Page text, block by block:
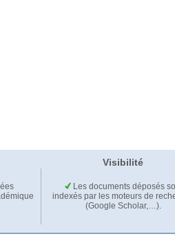
Visibilité
Les documents déposés
indexés par les moteurs de
(Google Scholar,…).